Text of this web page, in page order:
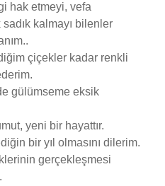
hak etmeyi, vefa
kalmayı bilenler
çiçekler kadar renkli
gülümseme eksik
yeni bir hayattır.
bir yıl olmasını dilerim.
gerçekleşmesi